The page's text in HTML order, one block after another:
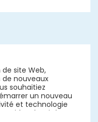
solide et fidèle.
site Web,
de nouveaux
souhaitiez
un nouveau
et technologie
sécurisé et